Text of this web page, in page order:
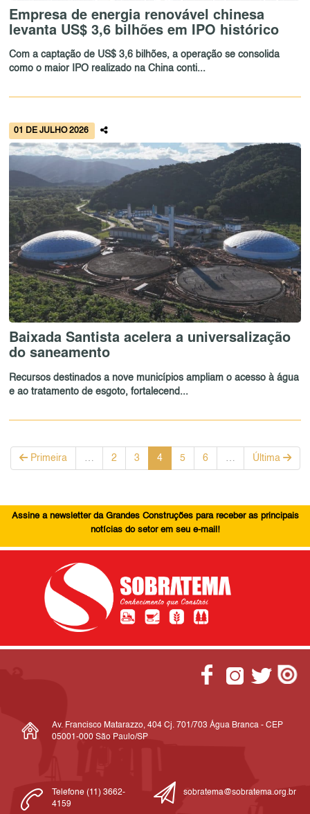
Empresa de energia renovável chinesa
levanta US$ 3,6 bilhões em IPO histórico
Com a captação de US$ 3,6 bilhões, a operação se consolida
como o maior IPO realizado na China conti...
01 DE JULHO 2026
Baixada Santista acelera a universalização
do saneamento
Recursos destinados a nove municípios ampliam o acesso à água
e ao tratamento de esgoto, fortalecend...
Primeira … 2 3 4 5 6 … Última
Assine a newsletter da Grandes Construções para receber as principais
notícias do setor em seu e-mail!
Av. Francisco Matarazzo, 404 Cj. 701/703 Água Branca - CEP
05001-000 São Paulo/SP
Telefone (11) 3662-
4159
sobratema@sobratema.org.br